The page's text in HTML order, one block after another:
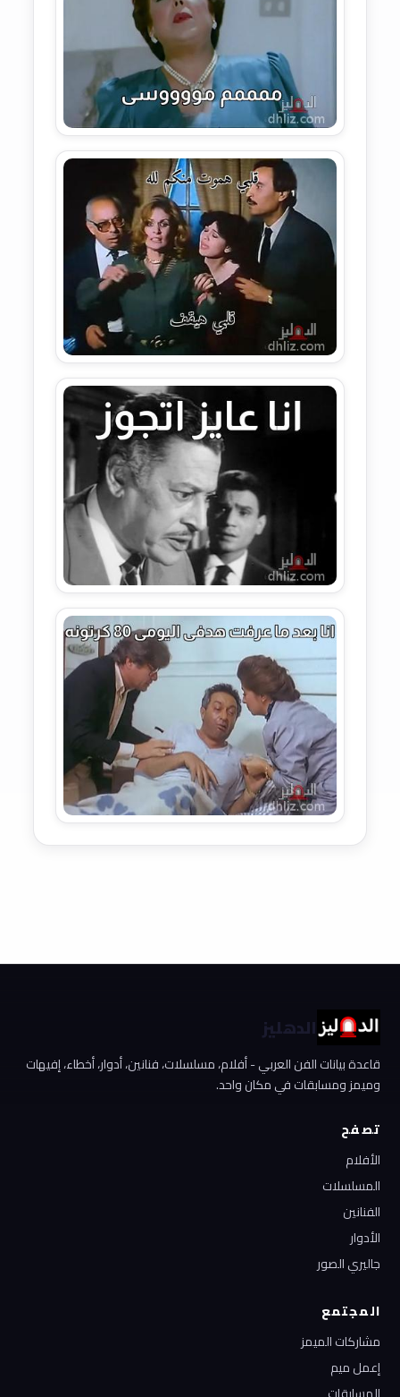
الدهليز
قاعدة بيانات الفن العربي - أفلام، مسلسلات، فنانين، أدوار، أخطاء، إفيهات
وميمز ومسابقات في مكان واحد.
تصفح
الأفلام
المسلسلات
الفنانين
الأدوار
جاليري الصور
المجتمع
مشاركات الميمز
إعمل ميم